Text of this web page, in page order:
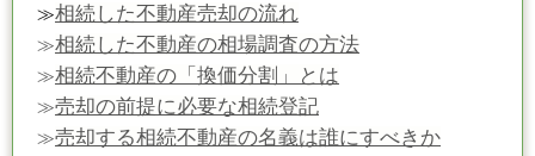
≫相続した不動産売却の流れ
≫相続した不動産の相場調査の方法
≫相続不動産の「換価分割」とは
≫売却の前提に必要な相続登記
≫売却する相続不動産の名義は誰にすべきか